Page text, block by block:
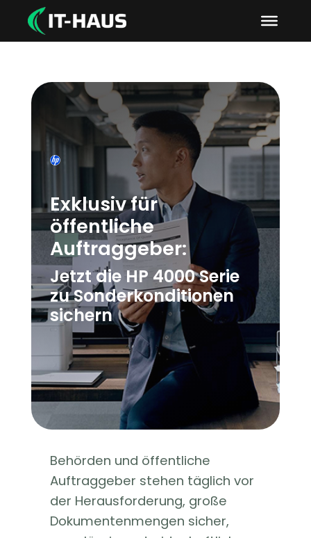
Exklusiv für
öffentliche
Auftraggeber:
Jetzt die HP 4000 Serie
zu Sonderkonditionen
sichern
Behörden und öffentliche
Auftraggeber stehen täglich vor
der Herausforderung, große
Dokumentenmengen sicher,